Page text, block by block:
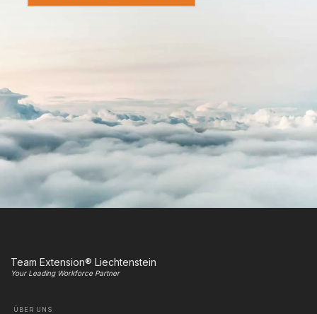
Team Extension® Liechtenstein
Your Leading Workforce Partner
ÜBER UNS